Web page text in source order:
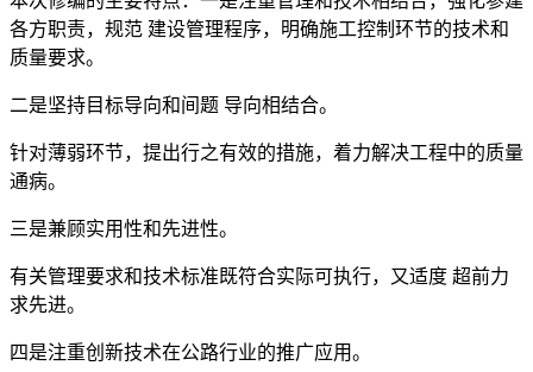
各方职责，规范 建设管理程序，明确施工控制环节的技术和
质量要求。
二是坚持目标导向和间题 导向相结合。
针对薄弱环节，提出行之有效的措施，着力解决工程中的质量
通病。
三是兼顾实用性和先进性。
有关管理要求和技术标准既符合实际可执行，又适度 超前力
求先进。
四是注重创新技术在公路行业的推广应用。